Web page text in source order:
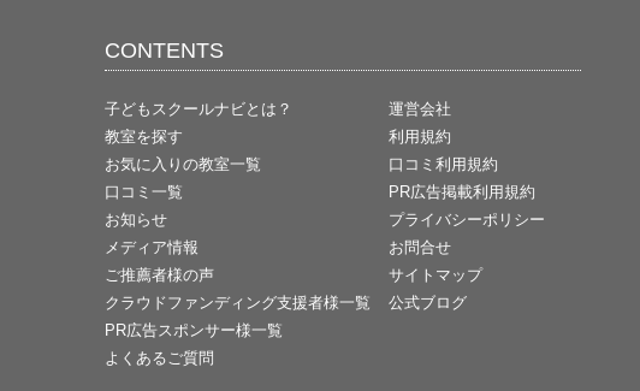
CONTENTS
子どもスクールナビとは？
教室を探す
お気に入りの教室一覧
口コミ一覧
お知らせ
メディア情報
ご推薦者様の声
クラウドファンディング支援者様一覧
PR広告スポンサー様一覧
よくあるご質問
運営会社
利用規約
口コミ利用規約
PR広告掲載利用規約
プライバシーポリシー
お問合せ
サイトマップ
公式ブログ